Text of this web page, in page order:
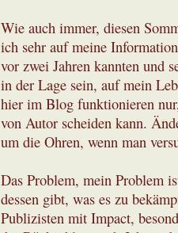
Wie auch immer, diesen
ich sehr auf meine
vor zwei Jahren kannten und
in der Lage sein, auf mein
hier im Blog funktionieren
von Autor scheiden kann.
um die Ohren, wenn man
Das Problem, mein Problem
dessen gibt, was es zu
Publizisten mit Impact,